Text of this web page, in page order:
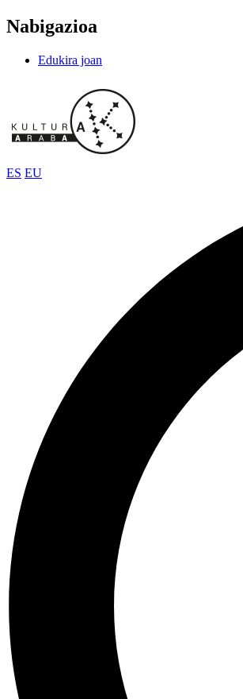
Nabigazioa
Edukira joan
ES EU